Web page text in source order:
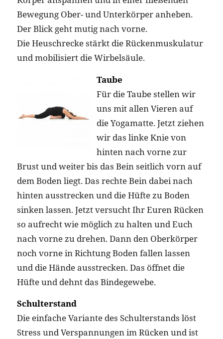
Bewegung Ober- und Unterkörper anheben.
Der Blick geht mutig nach vorne.
Die Heuschrecke stärkt die Rückenmuskulatur
und mobilisiert die Wirbelsäule.
Taube
Für die Taube stellen wir
uns mit allen Vieren auf
die Yogamatte. Jetzt ziehen
wir das linke Knie von
hinten nach vorne zur
Brust und weiter bis das Bein seitlich vorn auf
dem Boden liegt. Das rechte Bein dabei nach
hinten ausstrecken und die Hüfte zu Boden
sinken lassen. Jetzt versucht Ihr Euren Rücken
so aufrecht wie möglich zu halten und Euch
nach vorne zu drehen. Dann den Oberkörper
noch vorne in Richtung Boden fallen lassen
und die Hände ausstrecken. Das öffnet die
Hüfte und dehnt das Bindegewebe.
Schulterstand
Die einfache Variante des Schulterstands löst
Stress und Verspannungen im Rücken und ist